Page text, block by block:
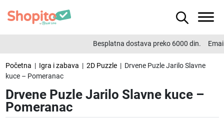
Besplatna dostava preko 6000 din.
Početna | Igra i zabava | 2D Puzzle| Drvene Puzle Jarilo Slavne
kuce – Pomeranac
Drvene Puzle Jarilo Slavne kuce –
Pomeranac